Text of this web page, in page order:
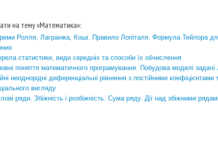
на тему «Математика»:
Ролля, Лагранжа, Коші. Правило Лопіталя. Формула Тейлора
статистики, види середніх та способи їх обчислення
поняття математичного програмування. Побудова моделі задачі
неоднорідні диференціальні рівняння з постійними
вигляду
ряди. Збіжність і розбіжність. Сума ряду. Дії над збіжними